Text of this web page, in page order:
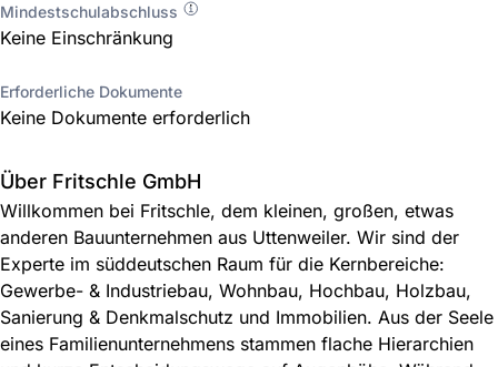
Mindestschulabschluss
Keine Einschränkung
Erforderliche Dokumente
Keine Dokumente erforderlich
Über Fritschle GmbH
Willkommen bei Fritschle, dem kleinen, großen, etwas
anderen Bauunternehmen aus Uttenweiler. Wir sind der
Experte im süddeutschen Raum für die Kernbereiche:
Gewerbe- & Industriebau, Wohnbau, Hochbau, Holzbau,
Sanierung & Denkmalschutz und Immobilien. Aus der Seele
eines Familienunternehmens stammen flache Hierarchien